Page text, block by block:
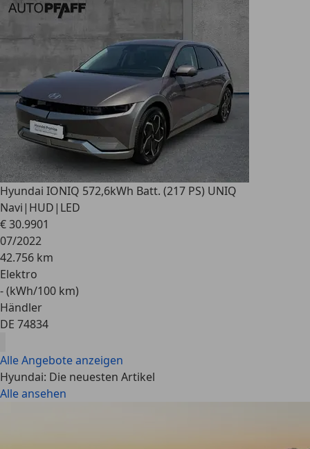
Hyundai IONIQ 572,6kWh Batt. (217 PS) UNIQ
Navi|HUD|LED
€ 30.9901
07/2022
42.756 km
Elektro
- (kWh/100 km)
Händler
DE 74834
Alle Angebote anzeigen
Hyundai: Die neuesten Artikel
Alle ansehen